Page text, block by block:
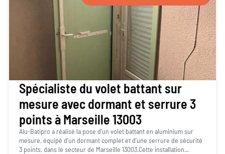
Spécialiste du volet battant sur
mesure avec dormant et serrure 3
points à Marseille 13003
Alu-Batipro a réalisé la pose d’un volet battant en aluminium sur
mesure, équipé d’un dormant complet et d’une serrure de sécurité
3 points, dans le secteur de Marseille 13003.Cette installation...